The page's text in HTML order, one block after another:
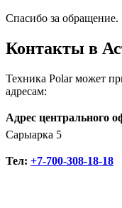
Спасибо за обращение.
Контакты в
Техника Polar может
адресам:
Адрес центрального
Сарыарка 5
Тел: +7-700-308-18-18